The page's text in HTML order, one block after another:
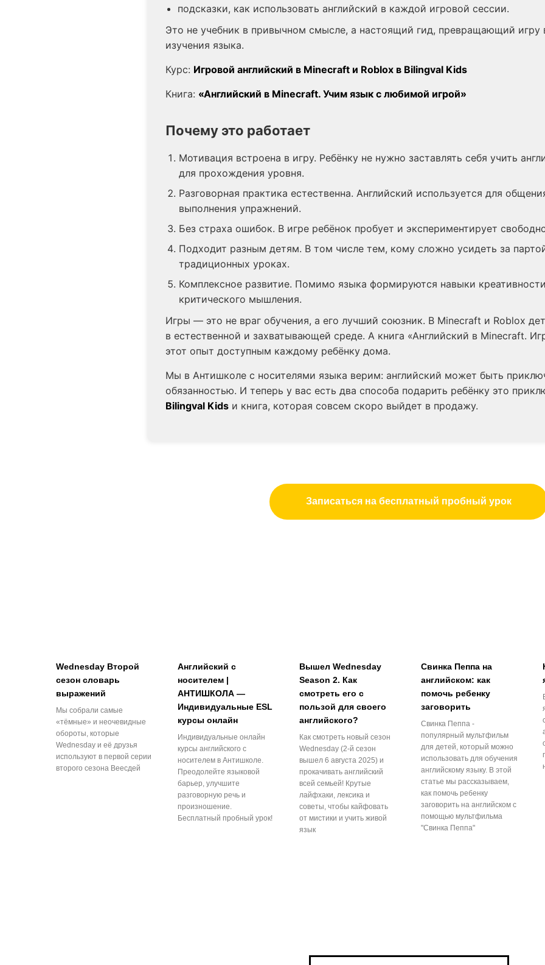
подсказки, как использовать английский в каждой игровой сессии.
Это не учебник в привычном смысле, а настоящий гид, превращающий игру
изучения языка.
Курс: Игровой английский в Minecraft и Roblox в Bilingval Kids
Книга: «Английский в Minecraft. Учим язык с любимой игрой»
Почему это работает
Мотивация встроена в игру. Ребёнку не нужно заставлять себя учить
для прохождения уровня.
Разговорная практика естественна. Английский используется для
выполнения упражнений.
Без страха ошибок. В игре ребёнок пробует и экспериментирует
Подходит разным детям. В том числе тем, кому сложно усидеть за
традиционных уроках.
Комплексное развитие. Помимо языка формируются навыки
критического мышления.
Игры — это не враг обучения, а его лучший союзник. В Minecraft и Roblox
в естественной и захватывающей среде. А книга «Английский в Minecraft.
этот опыт доступным каждому ребёнку дома.
Мы в Антишколе с носителями языка верим: английский может быть
обязанностью. И теперь у вас есть два способа подарить ребёнку это
Bilingval Kids и книга, которая совсем скоро выйдет в продажу.
Записаться на бесплатный пробный урок
Wednesday Второй
сезон словарь
выражений
Мы собрали самые
«тёмные» и неочевидные
обороты, которые
Wednesday и её друзья
используют в первой серии
второго сезона Веесдей
Английский с
носителем |
АНТИШКОЛА —
Индивидуальные ESL
курсы онлайн
Индивидуальные онлайн
курсы английского с
носителем в Антишколе.
Преодолейте языковой
барьер, улучшите
разговорную речь и
произношение.
Бесплатный пробный урок!
Вышел Wednesday
Season 2. Как
смотреть его с
пользой для своего
английского?
Как смотреть новый сезон
Wednesday (2-й сезон
вышел 6 августа 2025) и
прокачивать английский
всей семьей! Крутые
лайфхаки, лексика и
советы, чтобы кайфовать
от мистики и учить живой
язык
Свинка Пеппа на
английском: как
помочь ребенку
заговорить
Свинка Пеппа -
популярный мультфильм
для детей, который можно
использовать для обучения
английскому языку. В этой
статье мы рассказываем,
как помочь ребенку
заговорить на английском с
помощью мультфильма
"Свинка Пеппа"